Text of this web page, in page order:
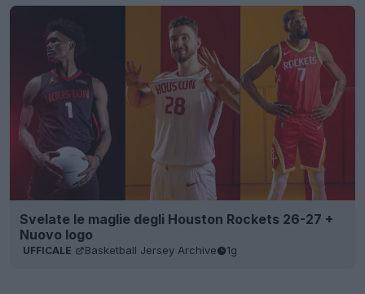
Svelate le maglie degli Houston Rockets 26-27 +
Nuovo logo
UFFICALE Basketball Jersey Archive 1g